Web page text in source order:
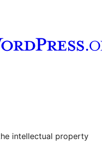
intellectual property